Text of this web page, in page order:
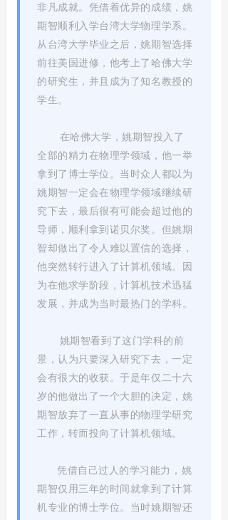
非凡成就。凭借着优异的成绩，姚
期智顺利入学台湾大学物理学系。
从台湾大学毕业之后，姚期智选择
前往美国进修，他考上了哈佛大学
的研究生，并且成为了知名教授的
学生。
在哈佛大学，姚期智投入了
全部的精力在物理学领域，他一举
拿到了博士学位。当时众人都以为
姚期智一定会在物理学领域继续研
究下去，最后很有可能会超过他的
导师，顺利拿到诺贝尔奖。但姚期
智却做出了令人难以置信的选择，
他突然转行进入了计算机领域。因
为在他求学阶段，计算机技术迅猛
发展，并成为当时最热门的学科。
姚期智看到了这门学科的前
景，认为只要深入研究下去，一定
会有很大的收获。于是年仅二十六
岁的他做出了一个大胆的决定，姚
期智放弃了一直从事的物理学研究
工作，转而投向了计算机领域。
凭借自己过人的学习能力，姚
期智仅用三年的时间就拿到了计算
机专业的博士学位。当时姚期智还